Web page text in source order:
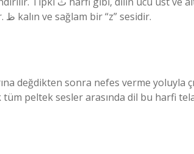
çıkan “z” sesidir. ز ince ve keskin “z” sesidir. ظ kalın ve sağlam bir “z” sesidir.
değdikten sonra nefes verme yoluyla
peltek sesler arasında dil bu harfi